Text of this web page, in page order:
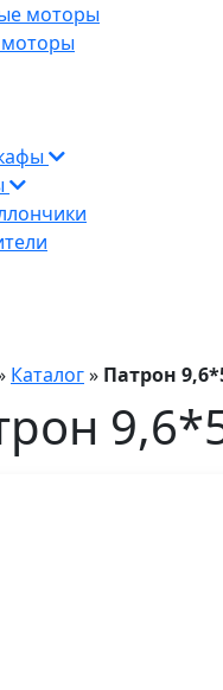
моторы
Каталог» Патрон